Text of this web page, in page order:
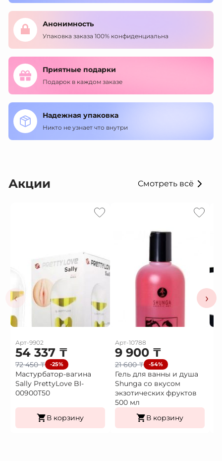
Анонимность
Упаковка заказа 100% конфиденциальна
Приятные подарки
Подарок в каждом заказе
Надежная упаковка
Никто не узнает что внутри
Акции Смотреть всё
‹
Арт-9902
54 337 ₸
72 450₸ -25%
Мастурбатор-вагина
Sally PrettyLove BI-
00900T50
В корзину
Арт-10788
9 900 ₸
21 600₸ -54%
Гель для ванны и душа
Shunga со вкусом
экзотических фруктов
500 мл
В корзину
›